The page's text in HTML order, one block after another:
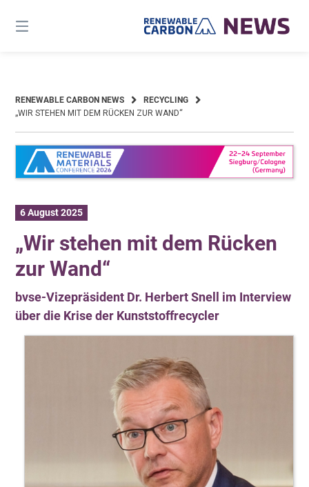
content
RENEWABLE CARBON NEWS
RECYCLING
„WIR STEHEN MIT DEM RÜCKEN ZUR WAND“
6 August 2025
„Wir stehen mit dem Rücken
zur Wand“
bvse-Vizepräsident Dr. Herbert Snell im Interview
über die Krise der Kunststoffrecycler